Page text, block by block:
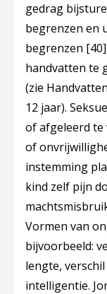
gedrag
begrenzen en
begrenzen [40]
handvatten te
(zie
12 jaar).
of afgeleerd te
of
instemming
kind zelf pijn
Vormen van
bijvoorbeeld:
lengte,
intelligentie.